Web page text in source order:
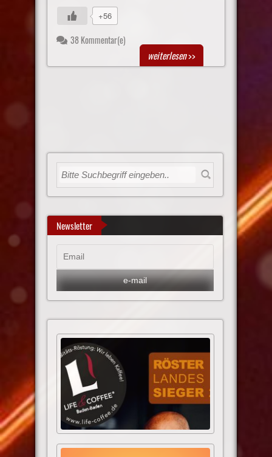
+56
38 Kommentar(e)
weiterlesen>>
Newsletter